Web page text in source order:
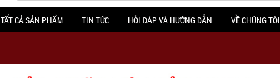
TẤT CẢ SẢN PHẨM TIN TỨC HỎI ĐÁP VÀ HƯỚNG DẪN VỀ CHÚNG TÔI